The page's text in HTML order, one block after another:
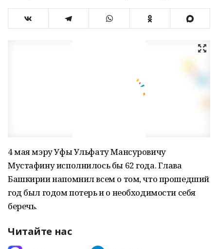
4 мая мэру Уфы Ульфату Мансуровичу
Мустафину исполнилось бы 62 года. Глава
Башкирии напомнил всем о том, что прошедший
год был годом потерь и о необходимости себя
беречь.
Читайте нас